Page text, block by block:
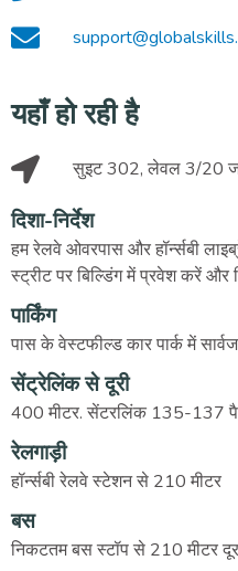
यहाँ हो रही है
सुइट 302, लेवल 3/20
दिशा-निर्देश
हम रेलवे ओवरपास और हॉर्न्सबी
स्ट्रीट पर बिल्डिंग में प्रवेश करें
पार्किंग
पास के वेस्टफील्ड कार पार्क में
सेंट्रेलिंक से दूरी
400 मीटर. सेंटरलिंक 135-137
रेलगाड़ी
हॉर्न्सबी रेलवे स्टेशन से 210 मीटर
बस
निकटतम बस स्टॉप से 210 मीटर